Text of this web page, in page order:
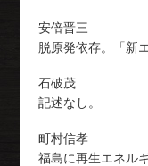
安倍晋三
脱原発依存。「新
石破茂
記述なし。
町村信孝
福島に再生エネル